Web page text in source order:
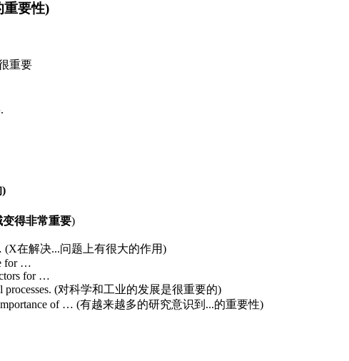
重要性)
重要
)
得非常重要)
(X在解决...问题上有很大的作用)
for …
for …
processes. (对科学和工业的发展是很重要的)
importance of … (有越来越多的研究意识到...的重要性)